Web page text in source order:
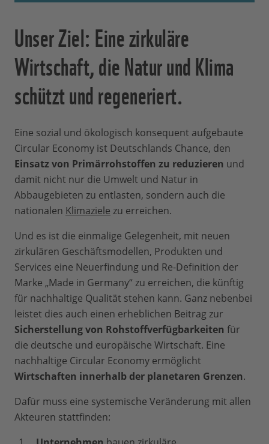
Unser Ziel: Eine zirkuläre
Wirtschaft, die Natur und Klima
schützt und regeneriert.
Eine sozial und ökologisch konsequent aufgebaute
Circular Economy ist Deutschlands Chance, den
Einsatz von Primärrohstoffen zu reduzieren und
damit nicht nur die Umwelt und Natur in
Abbaugebieten zu entlasten, sondern auch die
nationalen Klimaziele zu erreichen.
Und es ist die einmalige Gelegenheit, mit neuen
zirkulären Geschäftsmodellen, Produkten und
Services eine Neuerfindung und Re-Definition der
Marke „Made in Germany“ zu erreichen, die künftig
für nachhaltige Qualität stehen kann. Ganz nebenbei
leistet dies auch einen erheblichen Beitrag zur
Sicherstellung von Rohstoffverfügbarkeiten für
die deutsche und europäische Wirtschaft. Eine
nachhaltige Circular Economy ermöglicht
Wirtschaften innerhalb der planetaren Grenzen.
Dafür muss eine systemische Veränderung mit allen
Akteuren stattfinden: